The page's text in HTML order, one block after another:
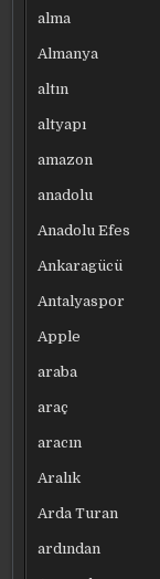
alma
Almanya
altın
altyapı
amazon
anadolu
Anadolu Efes
Ankaragücü
Antalyaspor
Apple
araba
araç
aracın
Aralık
Arda Turan
ardından